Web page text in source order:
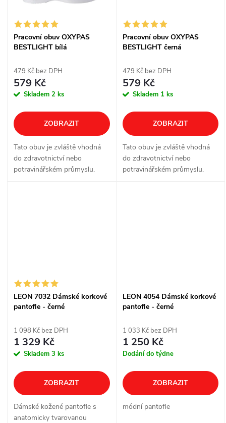
Pracovní obuv OXYPAS
BESTLIGHT bílá
479 Kč bez DPH
579 Kč
Skladem 2 ks
ZOBRAZIT
Tato obuv je zvláště vhodná
do zdravotnictví nebo
potravinářském průmyslu.
Pracovní obuv OXYPAS
BESTLIGHT černá
479 Kč bez DPH
579 Kč
Skladem 1 ks
ZOBRAZIT
Tato obuv je zvláště vhodná
do zdravotnictví nebo
potravinářském průmyslu.
LEON 7032 Dámské korkové
pantofle - černé
1 098 Kč bez DPH
1 329 Kč
Skladem 3 ks
ZOBRAZIT
Dámské kožené pantofle s
anatomicky tvarovanou
LEON 4054 Dámské korkové
pantofle - černé
1 033 Kč bez DPH
1 250 Kč
Dodání do týdne
ZOBRAZIT
módní pantofle